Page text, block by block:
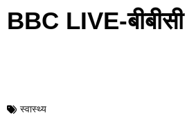
BBC LIVE-
स्वास्थ्य